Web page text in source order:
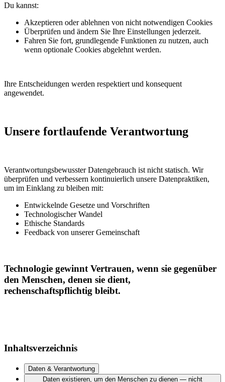
Du kannst:
Akzeptieren oder ablehnen von nicht notwendigen Cookies
Überprüfen und ändern Sie Ihre Einstellungen jederzeit.
Fahren Sie fort, grundlegende Funktionen zu nutzen, auch
wenn optionale Cookies abgelehnt werden.
Ihre Entscheidungen werden respektiert und konsequent
angewendet.
Unsere fortlaufende Verantwortung
Verantwortungsbewusster Datengebrauch ist nicht statisch. Wir
überprüfen und verbessern kontinuierlich unsere Datenpraktiken,
um im Einklang zu bleiben mit:
Entwickelnde Gesetze und Vorschriften
Technologischer Wandel
Ethische Standards
Feedback von unserer Gemeinschaft
Technologie gewinnt Vertrauen, wenn sie gegenüber
den Menschen, denen sie dient,
rechenschaftspflichtig bleibt.
Inhaltsverzeichnis
Daten & Verantwortung
Daten existieren, um den Menschen zu dienen — nicht